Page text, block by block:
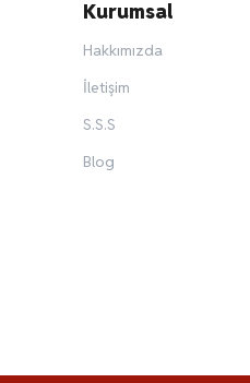
Kurumsal
Hakkımızda
İletişim
S.S.S
Blog